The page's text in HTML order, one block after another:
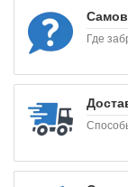
Где